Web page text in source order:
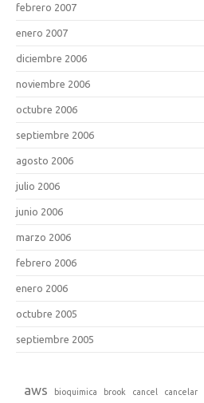
febrero 2007
enero 2007
diciembre 2006
noviembre 2006
octubre 2006
septiembre 2006
agosto 2006
julio 2006
junio 2006
marzo 2006
febrero 2006
enero 2006
octubre 2005
septiembre 2005
aws bioquimica brook cancel cancelar